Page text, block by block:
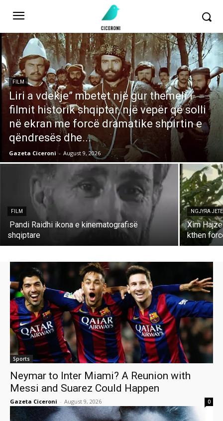
FILM
Liri a vdekje” mbetet një gur themeli i
filmit historik shqiptar, një vepër që solli
në ekran me forcë dramatike shpirtin e
qëndresës dhe...
Gazeta Ciceroni - August 9, 2026
FILM
Pandi Raidhi ikona e kinematografisë
shqiptare
NGJYRA JETE
Xim
kthen
Sports
Neymar to Inter Miami? A Reunion with
Messi and Suarez Could Happen
Gazeta Ciceroni - August 9, 2026 0